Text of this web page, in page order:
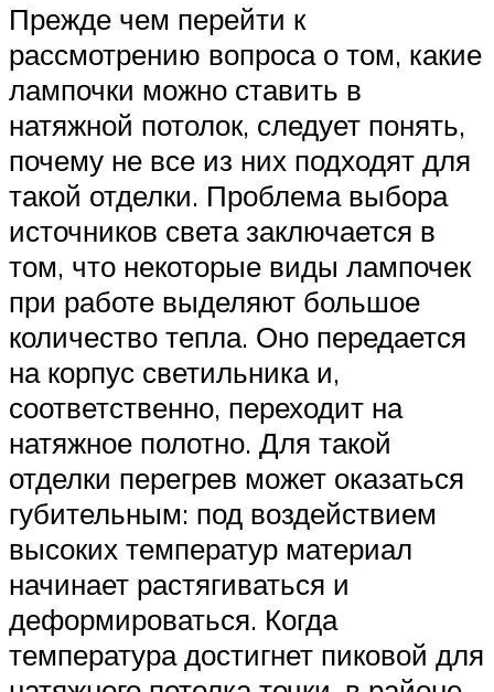
Прежде чем перейти к
рассмотрению вопроса о том, какие
лампочки можно ставить в
натяжной потолок, следует понять,
почему не все из них подходят для
такой отделки. Проблема выбора
источников света заключается в
том, что некоторые виды лампочек
при работе выделяют большое
количество тепла. Оно передается
на корпус светильника и,
соответственно, переходит на
натяжное полотно. Для такой
отделки перегрев может оказаться
губительным: под воздействием
высоких температур материал
начинает растягиваться и
деформироваться. Когда
температура достигнет пиковой для